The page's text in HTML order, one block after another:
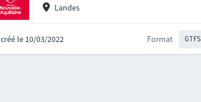
Landes
créé le 10/03/2022 Format GTFS